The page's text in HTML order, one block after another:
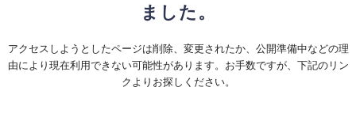
ました。
アクセスしようとしたページは削除、変更されたか、公開準備中などの理
由により現在利用できない可能性があります。お手数ですが、下記のリン
クよりお探しください。